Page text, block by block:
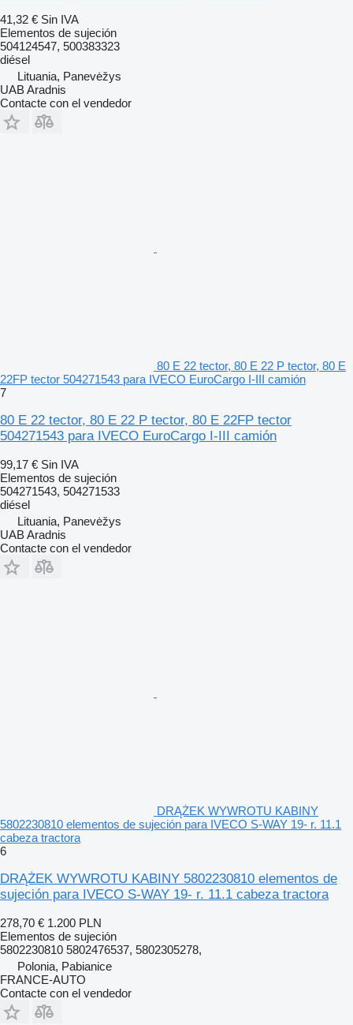
41,32 € Sin IVA
Elementos de sujeción
504124547, 500383323
diésel
Lituania, Panevėžys
UAB Aradnis
Contacte con el vendedor
80 E 22 tector, 80 E 22 P tector, 80 E
22FP tector 504271543 para IVECO EuroCargo I-III camión
7
80 E 22 tector, 80 E 22 P tector, 80 E 22FP tector
504271543 para IVECO EuroCargo I-III camión
99,17 € Sin IVA
Elementos de sujeción
504271543, 504271533
diésel
Lituania, Panevėžys
UAB Aradnis
Contacte con el vendedor
DRĄŻEK WYWROTU KABINY
5802230810 elementos de sujeción para IVECO S-WAY 19- r. 11.1
cabeza tractora
6
DRĄŻEK WYWROTU KABINY 5802230810 elementos de
sujeción para IVECO S-WAY 19- r. 11.1 cabeza tractora
278,70 € 1.200 PLN
Elementos de sujeción
5802230810 5802476537, 5802305278,
Polonia, Pabianice
FRANCE-AUTO
Contacte con el vendedor